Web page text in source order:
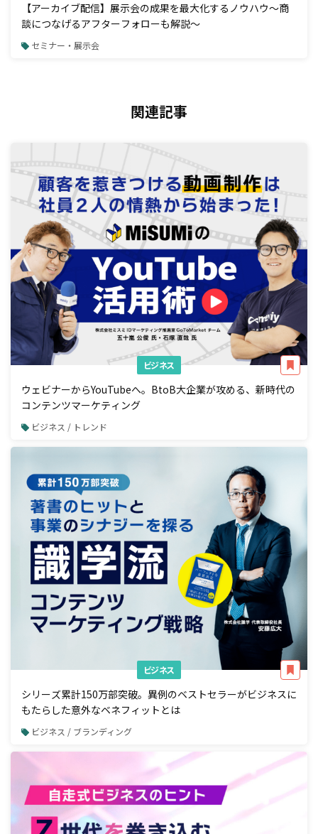
【アーカイブ配信】展示会の成果を最大化するノウハウ～商
談につなげるアフターフォローも解説～
セミナー・展示会
関連記事
ビジネス
ウェビナーからYouTubeへ。BtoB大企業が攻める、新時代の
コンテンツマーケティング
ビジネス / トレンド
ビジネス
シリーズ累計150万部突破。異例のベストセラーがビジネスに
もたらした意外なベネフィットとは
ビジネス / ブランディング